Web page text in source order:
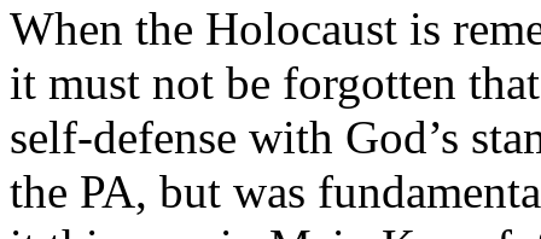
When the Holocaust is
it must not be forgotten
self-defense with God’s
the PA, but was